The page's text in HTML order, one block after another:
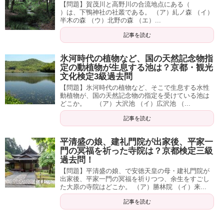
【問題】賀茂川と高野川の合流地点にある（
）は、下鴨神社の社叢である。 （ア）糺ノ森 （イ）
半木の森 （ウ）北野の森 （エ）...
記事を読む
氷河時代の植物など、国の天然記念物指
定の動植物が生息する池は？京都・観光
文化検定3級過去問
【問題】氷河時代の植物など、そこで生息する水性
動植物が、国の天然記念物の指定を受けている池は
どこか。 （ア）大沢池 （イ）広沢池 （...
記事を読む
平清盛の娘、建礼門院が出家後、平家一
門の冥福を祈った寺院は？京都検定三級
過去問！
【問題】平清盛の娘、で安徳天皇の母・建礼門院が
出家後、平家一門の冥福を祈りつつ、余生をすごし
た大原の寺院はどこか。 （ア）勝林院 （イ）来...
記事を読む